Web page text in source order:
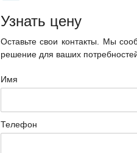
Узнать цену
Оставьте свои контакты. Мы
решение для ваших
Имя
Телефон